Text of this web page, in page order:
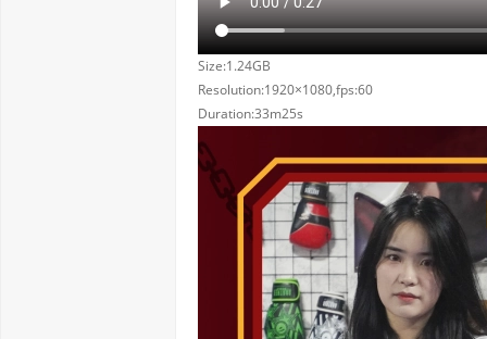
Size:1.24GB
Resolution:1920×1080,fps:60
Duration:33m25s